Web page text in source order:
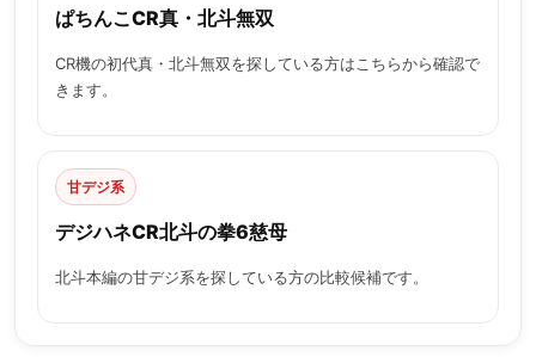
ぱちんこCR真・北斗無双
CR機の初代真・北斗無双を探している方はこちらから確認で
きます。
甘デジ系
デジハネCR北斗の拳6慈母
北斗本編の甘デジ系を探している方の比較候補です。